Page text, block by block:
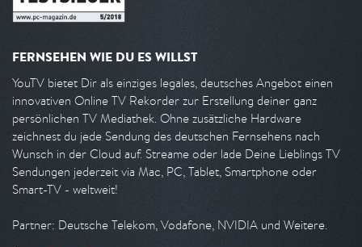
FERNSEHEN WIE DU ES WILLST
YouTV bietet Dir als einziges legales, deutsches Angebot einen
innovativen Online TV Rekorder zur Erstellung deiner ganz
persönlichen TV Mediathek. Ohne zusätzliche Hardware
zeichnest du jede Sendung des deutschen Fernsehens nach
Wunsch in der Cloud auf. Streame oder lade Deine Lieblings TV
Sendungen jederzeit via Mac, PC, Tablet, Smartphone oder
Smart-TV - weltweit!
Partner: Deutsche Telekom, Vodafone, NVIDIA und Weitere.